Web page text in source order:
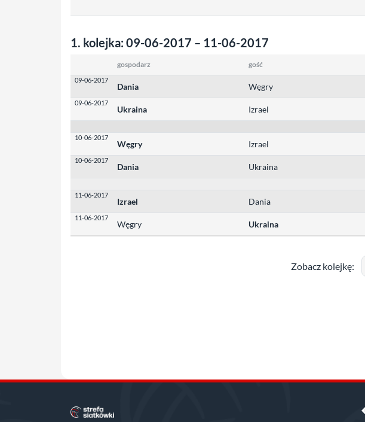
1. kolejka: 09-06-2017 – 11-06-2017
gospodarz gość
09-06-2017
Dania Węgry
09-06-2017
Ukraina Izrael
10-06-2017
Węgry Izrael
10-06-2017
Dania Ukraina
11-06-2017
Izrael Dania
11-06-2017
Węgry Ukraina
Zobacz kolejkę: